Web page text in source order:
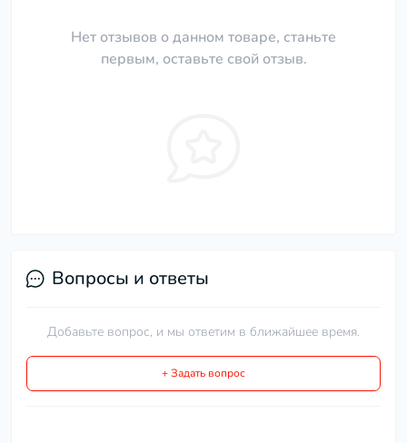
Нет отзывов о данном товаре, станьте
первым, оставьте свой отзыв.
Вопросы и ответы
Добавьте вопрос, и мы ответим в ближайшее время.
+ Задать вопрос